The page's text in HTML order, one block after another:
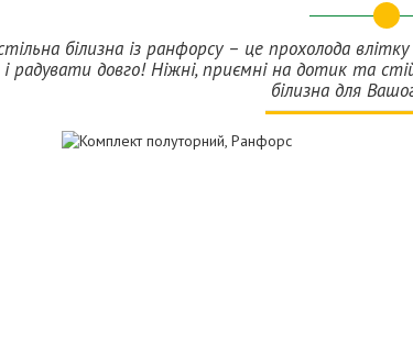
білизна із ранфорсу – це прохолода
і радувати довго! Ніжні, приємні на дотик та
білизна для